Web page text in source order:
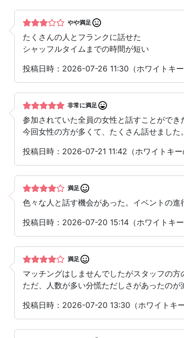
やや満足
たくさんの人とフランクに話せた
シャッフルタイムまでの時間が短い
投稿日時：2026-07-26 11:30（ホワイトキー
非常に満足
参加されていた全員の女性と話すことができ
今回女性の方が多くて、たくさん話せました。
投稿日時：2026-07-21 11:42（ホワイトキー
満足
色々な人と話す機会があった。イベントの進
投稿日時：2026-07-20 15:14（ホワイトキー
満足
マッチングはしませんでしたがスタッフの方
ただ、人数が多い分慌ただしさがあったのが
投稿日時：2026-07-20 13:30（ホワイトキー